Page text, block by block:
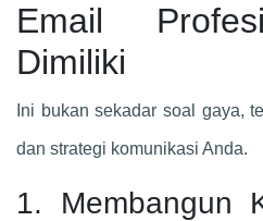
Email
Dimiliki
Ini bukan sekadar soal gaya,
dan strategi komunikasi Anda.
1. Membangun